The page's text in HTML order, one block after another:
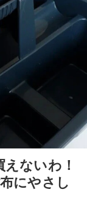
ないわ！
にやさし